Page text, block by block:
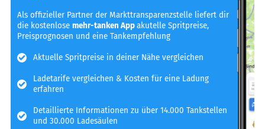
Als offizieller Partner der Markttransparenzstelle liefert dir
die kostenlosemehr-tanken Appakutelle Spritpreise,
Preisprognosen und eine Tankempfehlung
Aktuelle Spritpreise in deiner Nähe vergleichen
Ladetarife vergleichen & Kosten für eine Ladung
erfahren
Detaillierte Informationen zu über 14.000 Tankstellen
und 30.000 Ladesäulen